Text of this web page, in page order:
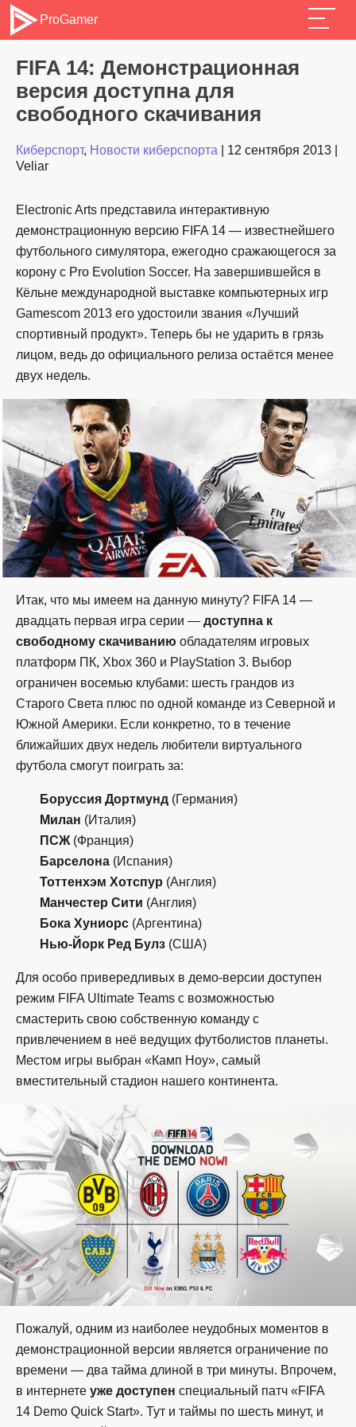
ProGamer
FIFA 14: Демонстрационная
версия доступна для
свободного скачивания
Киберспорт, Новости киберспорта 12 сентября 2013
Veliar
Electronic Arts представила интерактивную
демонстрационную версию FIFA 14 — известнейшего
футбольного симулятора, ежегодно сражающегося за
корону с Pro Evolution Soccer. На завершившейся в
Кёльне международной выставке компьютерных игр
Gamescom 2013 его удостоили звания «Лучший
спортивный продукт». Теперь бы не ударить в грязь
лицом, ведь до официального релиза остаётся менее
двух недель.
Итак, что мы имеем на данную минуту? FIFA 14 —
двадцать первая игра серии — доступна к
свободному скачиванию обладателям игровых
платформ ПК, Xbox 360 и PlayStation 3. Выбор
ограничен восемью клубами: шесть грандов из
Старого Света плюс по одной команде из Северной и
Южной Америки. Если конкретно, то в течение
ближайших двух недель любители виртуального
футбола смогут поиграть за:
Боруссия Дортмунд (Германия)
Милан (Италия)
ПСЖ (Франция)
Барселона (Испания)
Тоттенхэм Хотспур (Англия)
Манчестер Сити (Англия)
Бока Хуниорс (Аргентина)
Нью-Йорк Ред Булз (США)
Для особо привередливых в демо-версии доступен
режим FIFA Ultimate Teams с возможностью
смастерить свою собственную команду с
привлечением в неё ведущих футболистов планеты.
Местом игры выбран «Камп Ноу», самый
вместительный стадион нашего континента.
Пожалуй, одним из наиболее неудобных моментов в
демонстрационной версии является ограничение по
времени — два тайма длиной в три минуты. Впрочем,
в интернете уже доступен специальный патч «FIFA
14 Demo Quick Start». Тут и таймы по шесть минут, и